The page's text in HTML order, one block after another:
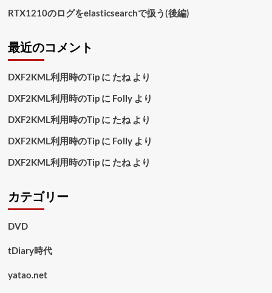
RTX1210のログをelasticsearchで扱う(後編)
最近のコメント
DXF2KML利用時のTipに たねより
DXF2KML利用時のTipに Follyより
DXF2KML利用時のTipに たねより
DXF2KML利用時のTipに Follyより
DXF2KML利用時のTipに たねより
カテゴリー
DVD
tDiary時代
yatao.net